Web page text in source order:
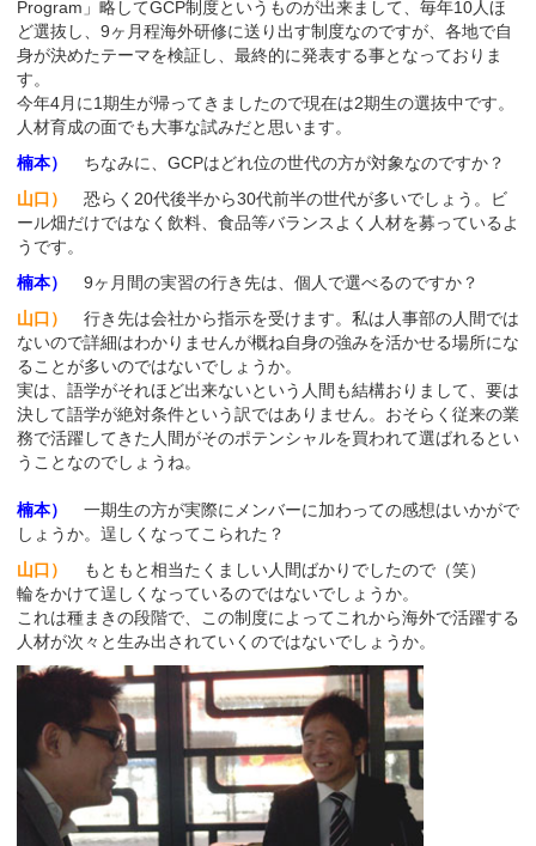
Program」略してGCP制度というものが出来まして、毎年10人ほ
ど選抜し、9ヶ月程海外研修に送り出す制度なのですが、各地で自
身が決めたテーマを検証し、最終的に発表する事となっておりま
す。
今年4月に1期生が帰ってきましたので現在は2期生の選抜中です。
人材育成の面でも大事な試みだと思います。
楠本）
ちなみに、GCPはどれ位の世代の方が対象なのですか？
山口）
恐らく20代後半から30代前半の世代が多いでしょう。ビ
ール畑だけではなく飲料、食品等バランスよく人材を募っているよ
うです。
楠本）
9ヶ月間の実習の行き先は、個人で選べるのですか？
山口）
行き先は会社から指示を受けます。私は人事部の人間では
ないので詳細はわかりませんが概ね自身の強みを活かせる場所にな
ることが多いのではないでしょうか。
実は、語学がそれほど出来ないという人間も結構おりまして、要は
決して語学が絶対条件という訳ではありません。おそらく従来の業
務で活躍してきた人間がそのポテンシャルを買われて選ばれるとい
うことなのでしょうね。
楠本）
一期生の方が実際にメンバーに加わっての感想はいかがで
しょうか。逞しくなってこられた？
山口）
もともと相当たくましい人間ばかりでしたので（笑）
輪をかけて逞しくなっているのではないでしょうか。
これは種まきの段階で、この制度によってこれから海外で活躍する
人材が次々と生み出されていくのではないでしょうか。